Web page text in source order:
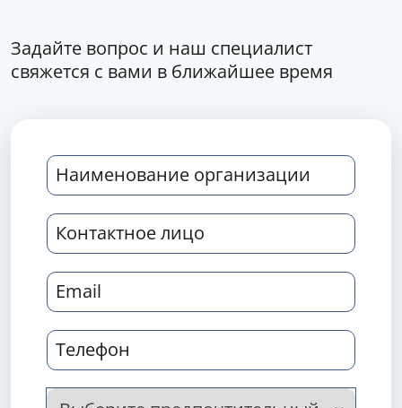
Задайте вопрос и наш специалист
свяжется с вами в ближайшее время